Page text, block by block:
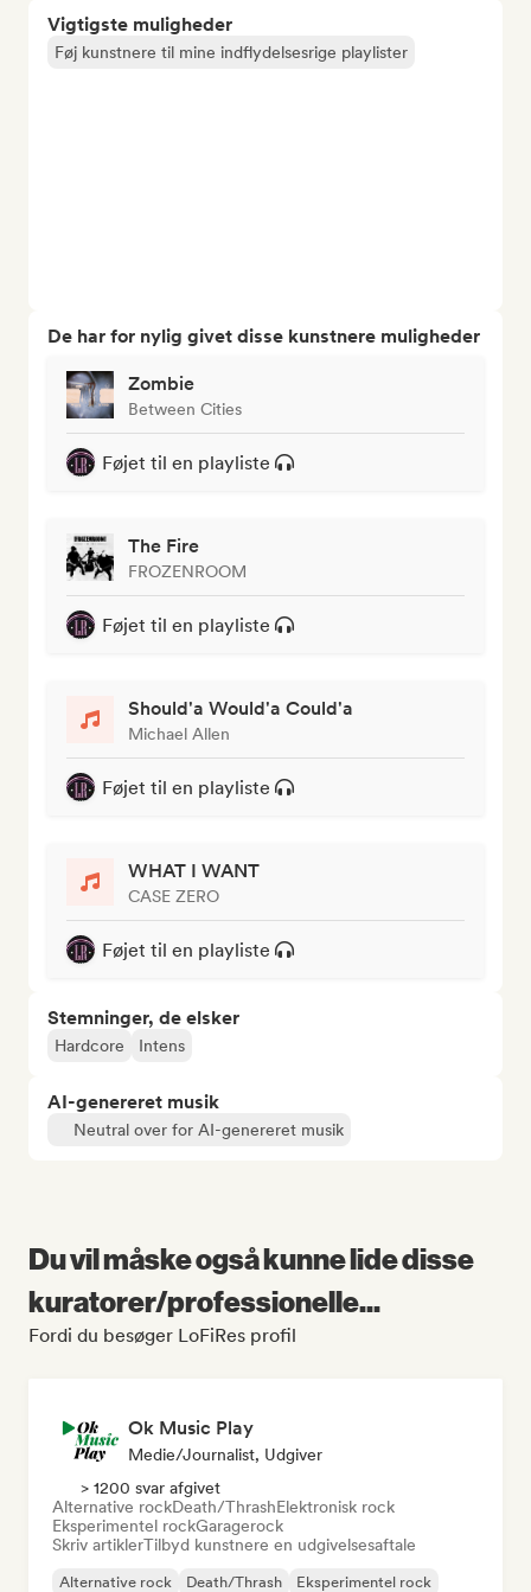
Vigtigste muligheder
Føj kunstnere til mine indflydelsesrige playlister
De har for nylig givet disse kunstnere muligheder
Zombie
Between Cities
Føjet til en playliste
The Fire
FROZENROOM
Føjet til en playliste
Should'a Would'a Could'a
Michael Allen
Føjet til en playliste
WHAT I WANT
CASE ZERO
Føjet til en playliste
Stemninger, de elsker
Hardcore Intens
AI-genereret musik
Neutral over for AI-genereret musik
Du vil måske også kunne lide disse
kuratorer/professionelle...
Fordi du besøger LoFiRes profil
Ok Music Play
Medie/journalist, Udgiver
> 1200 svar afgivet
Alternative rockDeath/ThrashElektronisk rock
Eksperimentel rockGaragerock
Skriv artiklerTilbyd kunstnere en udgivelsesaftale
Alternative rock Death/Thrash Eksperimentel rock